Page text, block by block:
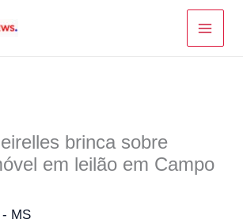
brinca sobre
em leilão em Campo
- MS